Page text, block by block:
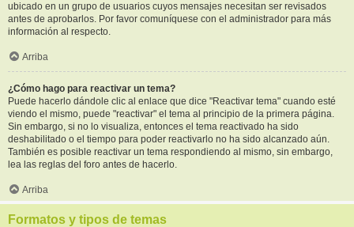
ubicado en un grupo de usuarios cuyos mensajes necesitan ser revisados
antes de aprobarlos. Por favor comuníquese con el administrador para más
información al respecto.
Arriba
¿Cómo hago para reactivar un tema?
Puede hacerlo dándole clic al enlace que dice "Reactivar tema" cuando esté
viendo el mismo, puede "reactivar" el tema al principio de la primera página.
Sin embargo, si no lo visualiza, entonces el tema reactivado ha sido
deshabilitado o el tiempo para poder reactivarlo no ha sido alcanzado aún.
También es posible reactivar un tema respondiendo al mismo, sin embargo,
lea las reglas del foro antes de hacerlo.
Arriba
Formatos y tipos de temas